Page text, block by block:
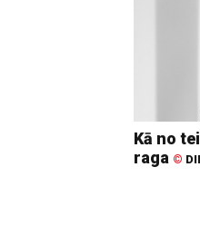
Kā no
raga ©